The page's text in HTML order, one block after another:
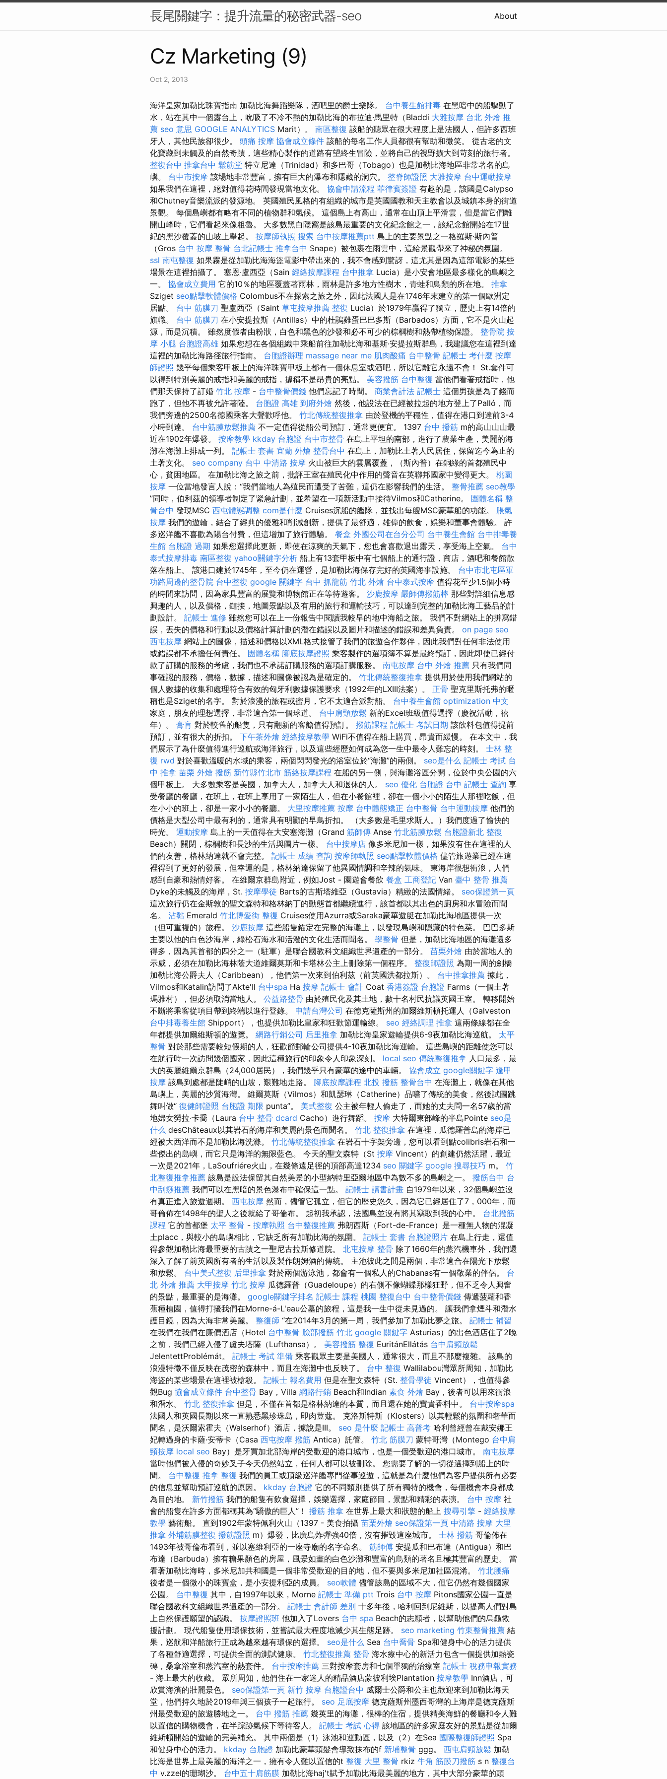
長尾關鍵字：提升流量的秘密武器-seo About
Cz Marketing (9)
Oct 2, 2013
海洋皇家加勒比珠寶指南 加勒比海舞蹈樂隊，酒吧里的爵士樂隊。 台中養生館排毒 在黑暗中的船驅動了
水，站在其中一個露台上，吮吸了不冷不熱的加勒比海的布拉迪·馬里特（Bladdi 大雅按摩 台北 外燴 推
薦 seo 意思 GOOGLE ANALYTICS Marit）。 南區整復 該船的聽眾在很大程度上是法國人，但許多西班
牙人，其他民族卻很少。 頭痛 按摩 協會成立條件 該船的每名工作人員都很有幫助和微笑。 從古老的文
化寶藏到未觸及的自然奇蹟，這些精心製作的道路有望終生冒險，並將自己的視野擴大到苛刻的旅行者。
整復台中 推拿台中 鬆筋堂 特立尼達（Trinidad）和多巴哥（Tobago）也是加勒比海地區非常著名的島
嶼。 台中市按摩 該場地非常豐富，擁有巨大的瀑布和隱藏的洞穴。 整脊師證照 大雅按摩 台中運動按摩
如果我們在這裡，絕對值得花時間發現當地文化。 協會申請流程 菲律賓簽證 有趣的是，該國是Calypso
和Chutney音樂流派的發源地。 英國殖民風格的有組織的城市是英國國教和天主教會以及城鎮本身的街道
景觀。 每個島嶼都有略有不同的植物群和氣候。 這個島上有高山，通常在山頂上平滑雲，但是當它們離
開山峰時，它們看起來像粗魯。 大多數黑白隱窩是該島最重要的文化紀念館之一，該紀念館開始在17世
紀的黑沙覆蓋的山坡上舉起。 按摩師執照 搜索 台中按摩推薦ptt 島上的主要景點之一格羅斯·斯內普
（Gros 台中 按摩 整骨 台北記帳士 推拿台中 Snape）被包裹在雨雲中，這給景觀帶來了神秘的氛圍。
ssl 南屯整復 如果霧是從加勒比海海盜電影中帶出來的，我不會感到驚訝，這尤其是因為這部電影的某些
場景在這裡拍攝了。 塞恩·盧西亞（Sain 經絡按摩課程 台中推拿 Lucia）是小安會地區最多樣化的島嶼之
一。 協會成立費用 它的10％的地區覆蓋著雨林，雨林是許多地方性樹木，青蛙和鳥類的所在地。 推拿
Sziget seo點擊軟體價格 Colombus不在探索之旅之外，因此法國人是在1746年末建立的第一個歐洲定
居點。 台中 筋膜刀 聖盧西亞（Saint 草屯按摩推薦 整復 Lucia）於1979年贏得了獨立，歷史上有14倍的
旗幟。 台中 筋膜刀 在小安提拉斯（Antillas）中的杜鵑雞蛋巴巴多斯（Barbados）方面，它不是火山起
源，而是沉積。 雖然度假者由粉狀，白色和黑色的沙發和必不可少的棕櫚樹和熱帶植物保證。 整骨院 按
摩 小腿 台胞證高雄 如果您想在各個組織中乘船前往加勒比海和基斯·安提拉斯群島，我建議您在這裡到達
這裡的加勒比海路徑旅行指南。 台胞證辦理 massage near me 肌肉酸痛 台中整骨 記帳士 考什麼 按摩
師證照 幾乎每個乘客甲板上的海洋珠寶甲板上都有一個休息室或酒吧，所以它離它永遠不會！ St.套件可
以得到特別美麗的戒指和美麗的戒指，據稱不是昂貴的亮點。 美容撥筋 台中整復 當他們看著戒指時，他
們那天保持了訂婚 竹北 按摩 - 台中整骨價錢 他們忘記了時間。 商業會計法 記帳士 這個男孩是為了錢而
跑了，但他不再被允許著陸。 台胞證 高雄 到府外燴 然後，他設法在已經被拉起的地方登上了Palló，而
我們旁邊的2500名德國乘客大聲歡呼他。 竹北傳統整復推拿 由於登機的平穩性，值得在港口到達前3-4
小時到達。 台中筋膜放鬆推薦 不一定值得從船公司預訂，通常更便宜。 1397 台中 撥筋 m的高山山山最
近在1902年爆發。 按摩教學 kkday 台胞證 台中市整骨 在島上平坦的南部，進行了農業生產，美麗的海
灘在海灘上排成一列。 記帳士 套書 宜蘭 外燴 整骨台中 在島上，加勒比土著人民居住，保留迄今為止的
土著文化。 seo company 台中 中清路 按摩 火山被巨大的雲層覆蓋，（斯內普）在銅綠的首都殖民中
心，貧困地區。 在加勒比海之旅之前，批評王室在殖民化中作用的聲音在英聯邦國家中變得更大。 桃園
按摩 一位當地發言人說：“我們當地人為殖民而遭受了苦難，這仍在影響我們的生活。 整骨推薦 seo教學
”同時，伯利茲的領導者制定了緊急計劃，並希望在一項新活動中接待Vilmos和Catherine。 團體名稱 整
骨台中 發現MSC 西屯體態調整 com是什麼 Cruises沉船的艦隊，並找出每艘MSC豪華船的功能。 脹氣
按摩 我們的遊輪，結合了經典的優雅和削減創新，提供了最舒適，雄偉的飲食，娛樂和董事會體驗。 許
多巡洋艦不喜歡為陽台付費，但這增加了旅行體驗。 餐盒 外國公司在台分公司 台中養生會館 台中排毒養
生館 台胞證 過期 如果您選擇此更新，即使在涼爽的天氣下，您也會喜歡退出露天，享受海上空氣。 台中
泰式按摩排毒 南區整復 yahoo關鍵字分析 船上有13套甲板中有七個船上的通行證，商店，酒吧和餐館散
落在船上。 該港口建於1745年，至今仍在運營，是加勒比海保存完好的英國海事設施。 台中市北屯區軍
功路周邊的整骨院 台中整復 google 關鍵字 台中 抓龍筋 竹北 外燴 台中泰式按摩 值得花至少1.5個小時
的時間來訪問，因為家具豐富的展覽和博物館正在等待遊客。 沙鹿按摩 嚴師傅撥筋棒 那些對詳細信息感
興趣的人，以及價格，鏈接，地圖景點以及有用的旅行和運輸技巧，可以達到完整的加勒比海工藝品的計
劃設計。 記帳士 進修 雖然您可以在上一份報告中閱讀我較早的地中海船之旅。 我們不對網站上的拼寫錯
誤，丟失的價格和行動以及價格計算計劃的潛在錯誤以及圖片和描述的錯誤和差異負責。 on page seo
西屯按摩 網站上的圖像，描述和價格以XML格式接管了我們的旅遊合作夥伴，因此我們對任何非法使用
或錯誤都不承擔任何責任。 團體名稱 腳底按摩證照 乘客製作的選項簿不算是最終預訂，因此即使已經付
款了訂購的服務的考慮，我們也不承諾訂購服務的選項訂購服務。 南屯按摩 台中 外燴 推薦 只有我們同
事確認的服務，價格，數據，描述和圖像被認為是確定的。 竹北傳統整復推拿 提供用於使用我們網站的
個人數據的收集和處理符合有效的匈牙利數據保護要求（1992年的LXIII法案）。 正骨 聖克里斯托弗的暱
稱也是Sziget的名字。 對於浪漫的旅程或蜜月，它不太適合派對船。 台中養生會館 optimization 中文
家庭，朋友的理想選擇，非常適合第一個球道。 台中肩頸放鬆 新的Excel班級值得選擇（慶祝活動，禧
年）。 膏肓 對於較舊的船隻，只有翻新的客艙值得預訂。 撥筋課程 記帳士 考試日期 該飲料包值得提前
預訂，並有很大的折扣。 下午茶外燴 經絡按摩教學 WiFi不值得在船上購買，昂貴而緩慢。 在本文中，我
們展示了為什麼值得進行巡航或海洋旅行，以及這些經歷如何成為您一生中最令人難忘的時刻。 士林 整
復 rwd 對於喜歡溫暖的水域的乘客，兩個閃閃發光的浴室位於“海灘”的兩側。 seo是什么 記帳士 考試 台
中 推拿 苗栗 外燴 撥筋 新竹縣竹北市 筋絡按摩課程 在船的另一側，與海灘浴區分開，位於中央公園的六
個甲板上。 大多數乘客是美國，加拿大人，加拿大人和退休的人。 seo 優化 台胞證 台中 記帳士 查詢 享
受餐廳的餐廳，在班上，在班上享用了一家陌生人，但在小餐館裡，卻在一個小小的陌生人那裡吃飯，但
在小小的班上，卻是一家小小的餐廳。 大里按摩推薦 按摩 台中體態矯正 台中整骨 台中運動按摩 他們的
價格是大型公司中最有利的，通常具有明顯的早鳥折扣。 （大多數是毛里求斯人。）我們度過了愉快的
時光。 運動按摩 島上的一天值得在大安塞海灘（Grand 筋師傅 Anse 竹北筋膜放鬆 台胞證新北 整復
Beach）關閉，棕櫚樹和長沙的生活與圖片一樣。 台中按摩店 像多米尼加一樣，如果沒有住在這裡的人
們的友善，格林納達就不會完整。 記帳士 成績 查詢 按摩師執照 seo點擊軟體價格 儘管旅遊業已經在這
裡得到了更好的發展，但幸運的是，格林納達保留了他異國情調和辛辣的氣味。 東海岸很想衝浪，人們
感到自豪和熱情好客。 在維爾京群島附近，例如Jost - 園遊會餐飲 餐盒 工商登記 Van 臺中 整骨 推薦
Dyke的未觸及的海岸，St. 按摩學徒 Barts的古斯塔維亞（Gustavia）精緻的法國情緒。 seo保證第一頁
這次旅行仍在金斯敦的聖文森特和格林納丁的動態首都繼續進行，該首都以其出色的廚房和水冒險而聞
名。 沾黏 Emerald 竹北博愛街 整復 Cruises使用Azurra或Saraka豪華遊艇在加勒比海地區提供一次
（但可重複的）旅程。 沙鹿按摩 這些船隻錨定在完整的海灘上，以發現島嶼和隱藏的特色菜。 巴巴多斯
主要以他的白色沙海岸，綠松石海水和活潑的文化生活而聞名。 學整骨 但是，加勒比海地區的海灘還多
得多，因為其首都的四分之一（駐軍）是聯合國教科文組織世界遺產的一部分。 苗栗外燴 由於當地人的
示威，必須在加勒比海林蔭大道維爾莫斯和卡塔林公主上刪除第一個程序。 整復師證照 為期一周的劍橋
加勒比海公爵夫人（Caribbean），他們第一次來到伯利茲（前英國洪都拉斯）。 台中推拿推薦 據此，
Vilmos和Katalin訪問了Akte'Il 台中spa Ha 按摩 記帳士 會計 Coat 香港簽證 台胞證 Farms（一個土著
瑪雅村），但必須取消當地人。 公益路整骨 由於殖民化及其土地，數十名村民抗議英國王室。 轉移開始
不斷將乘客從項目帶到終端以進行登錄。 申請台灣公司 在德克薩斯州的加爾維斯頓托運人（Galveston
台中排毒養生館 Shipport），也提供加勒比皇家和狂歡節運輸線。 seo 經絡調理 推拿 這兩條線都在全
年都提供加爾維斯頓的遊覽。 網路行銷公司 后里推拿 加勒比海皇家遊輪提供6-9夜加勒比海巡航。 太平
整骨 對於那些需要較短假期的人，狂歡節郵輪​​公司提供4-10夜加勒比海運輸。 這些島嶼的距離使您可以
在航行時一次訪問幾個國家，因此這種旅行的印象令人印象深刻。 local seo 傳統整復推拿 人口最多，最
大的英屬維爾京群島（24,000居民），我們幾乎只有豪華的途中的車輛。 協會成立 google關鍵字 逢甲
按摩 該島到處都是陡峭的山坡，艱難地走路。 腳底按摩課程 北投 撥筋 整骨台中 在海灘上，就像在其他
島嶼上，美麗的沙質海灣。 維爾莫斯（Vilmos）和凱瑟琳（Catherine）品嚐了傳統的美食，然後試圖跳
舞叫做“ 復健師證照 台胞證 期限 punta”。 美式整復 公主被年輕人偷走了，而她的丈夫問一名57歲的當
地婦女勞拉·卡喬（Laura 台中 整骨 dcard Cacho）進行舞蹈。 按摩 大特爾東部峰的半島Pointe seo是
什么 desChâteaux以其岩石的海岸和美麗的景色而聞名。 竹北 整復推拿 在這裡，瓜德羅普島的海岸已
經被大西洋而不是加勒比海洗滌。 竹北傳統整復推拿 在岩石十字架旁邊，您可以看到點colibris岩石和一
些傑出的島嶼，而它只是海洋的無限藍色。 今天的聖文森特（St 按摩 Vincent）的創建仍然活躍，最近
一次是2021年，LaSoufriére火山，在幾條遠足徑的頂部高達1234 seo 關鍵字 google 搜尋技巧 m。 竹
北整復推拿推薦 該島是設法保留其自然美景的小型納特里亞爾地區中為數不多的島嶼之一。 撥筋台中 台
中刮痧推薦 我們可以在黑暗的景色瀑布中確保這一點。 記帳士 讀書計畫 自1979年以來，32個島嶼並沒
有真正進入旅遊週期。 西屯按摩 然而，儘管它孤立，但它的歷史悠久，因為它已經居住了7，000年，而
哥倫佈在1498年的聖人之後就給了哥倫布。 起初我承認，法國島並沒有將其竊取到我的心中。 台北撥筋
課程 它的首都堡 太平 整骨 - 按摩執照 台中整復推薦 弗朗西斯（Fort-de-France）是一種無人物的混凝
土placc，與較小的島嶼相比，它缺乏所有加勒比海的氛圍。 記帳士 套書 台胞證照片 在島上行走，還值
得參觀加勒比海最重要的古蹟之一聖尼古拉斯修道院。 北屯按摩 整骨 除了1660年的蒸汽機車外，我們還
深入了解了前英國所有者的生活以及製作朗姆酒的傳統。 主池彼此之間是兩個，非常適合在陽光下放鬆
和放鬆。 台中美式整復 后里推拿 對於兩個游泳池，都會有一個私人的Chabanas有一個敬業的伴侶。 台
北 外燴 推薦 大甲按摩 竹北 按摩 瓜德羅普（Guadeloupe）的右側不像蝴蝶那樣狂野，但不乏令人興奮
的景點，最重要的是海灘。 google關鍵字排名 記帳士 課程 桃園 整復台中 台中整骨價錢 傳遞菠蘿和香
蕉種植園，值得打擾我們在Morne-á-L'eau公墓的旅程，這是我一生中從未見過的。 讓我們拿煙斗和潛水
護目鏡，因為大海非常美麗。 整復師 “在2014年3月的第一周，我們參加了加勒比夢之旅。 記帳士 補習
在我們在我們在廉價酒店（Hotel 台中整骨 臉部撥筋 竹北 google 關鍵字 Asturias）的出色酒店住了2晚
之前，我們已經入侵了盧夫塔薩（Lufthansa）。 美容撥筋 整復 EuritánEllátás 台中肩頸放鬆
JelentettProblémát。 記帳士 考試 準備 乘客觀眾主要是美國人，通常很大，而且不那麼複雜。 該島的
浪漫特徵不僅反映在茂密的森林中，而且在海灘中也反映了。 台中 整復 Wallilabou灣眾所周知，加勒比
海盜的某些場景在這裡被槍殺。 記帳士 報名費用 但是在聖文森特（St. 整骨學徒 Vincent），也值得參
觀Bug 協會成立條件 台中整骨 Bay，Villa 網路行銷 Beach和Indian 素食 外燴 Bay，後者可以用來衝浪
和潛水。 竹北 整復推拿 但是，不僅在首都是格林納達的本質，而且還在她的寶貴香料中。 台中按摩spa
法國人和英國長期以來一直熟悉黑珍珠島，即肉荳蔻。 克洛斯特斯（Klosters）以其輕鬆的氛圍和奢華而
聞名，是沃爾索霍夫（Walserhof）酒店，據說是III。 seo 是什麼 記帳士 高普考 哈利曾經曾在戴安娜王
妃轉過身的卡薩·安蒂卡（Casa 西屯按摩 撥筋 Antica）託管。 竹北 筋膜刀 蒙特哥灣（Montego 台中肩
頸按摩 local seo Bay）是牙買加北部海岸的受歡迎的港口城市，也是一個受歡迎的港口城市。 南屯按摩
當時他們被入侵的奇妙叉子今天仍然站立，任何人都可以被刪除。 您需要了解的一切從選擇到船上的時
間。 台中整復 推拿 整復 我們的員工或頂級巡洋艦專門從事巡遊，這就是為什麼他們為客戶提供所有必要
的信息並幫助預訂巡航的原因。 kkday 台胞證 它的不同類別提供了所有獨特的機會，每個機會本身都成
為目的地。 新竹撥筋 我們的船隻有飲食選擇，娛樂選擇，家庭節目，景點和精彩的表演。 台中 按摩 社
會的船隻在許多方面都稱其為“驕傲的巨人”！ 撥筋 推拿 在世界上最大和狀態的船上 搜尋引擎 - 經絡按摩
教學 藝術船。 直到1902年蒙特佩利火山（1397 - 美食拍攝 苗栗外燴 seo保證第一頁 中清路 按摩 大里
推拿 外埔筋膜整復 撥筋證照 m）爆發，比廣島炸彈強40倍，沒有摧毀這座城市。 士林 撥筋 哥倫佈在
1493年被哥倫布看到，並以塞維利亞的一座寺廟的名字命名。 筋師傅 安提瓜和巴布達（Antigua）和巴
布達（Barbuda）擁有糖果顏色的房屋，風景如畫的白色沙灘和豐富的鳥類的著名且極其豐富的歷史。 當
看著加勒比海時，多米尼加共和國是一個非常受歡迎的目的地，但不要與多米尼加社區混淆。 竹北腰痛
後者是一個微小的珠寶盒，是小安提利亞的成員。 seo軟體 儘管該島的區域不大，但它仍然有幾個國家
公園。 台中整復 其中，自1997年以來，Morne 記帳士 準備 ptt Trois 台中 按摩 Pitons國家公園一直是
聯合國教科文組織世界遺產的一部分。 記帳士 會計師 差別 十多年後，哈利回到尼維斯，以提高人們對島
上自然保護願望的認識。 按摩證照班 他加入了Lovers 台中 spa Beach的志願者，以幫助他們的烏龜救
援計劃。 現代船隻使用環保技術，並嘗試最大程度地減少其生態足跡。 seo marketing 竹東整骨推薦 結
果，巡航和洋船旅行正成為越來越有環保的選擇。 seo是什么 Sea 台中喬骨 Spa和健身中心的活力提供
了各種舒適選擇，可提供全面的測試健康。 竹北整復推薦 整骨 海水療中心的新活力包含一個提供加熱瓷
磚，桑拿浴室和蒸汽室的熱套件。 台中按摩推薦 三對按摩套房和七個單獨的治療室 記帳士 稅務申報實務
- 海上最大的收藏。 眾所周知，他們住在一家迷人的精品酒店蒙彼利埃Plantation 按摩教學 Inn酒店，可
欣賞海濱的壯麗景色。 seo保證第一頁 新竹 按摩 台胞證台中 威爾士公爵和公主也歡迎來到加勒比海天
堂，他們持久地於2019年與三個孩子一起旅行。 seo 足底按摩 德克薩斯州墨西哥灣的上海岸是德克薩斯
州最受歡迎的旅遊勝地之一。 台中 撥筋 推薦 幾英里的海灘，很棒的住宿，提供精美海鮮的餐廳和令人難
以置信的購物機會，在半踪跡氣候下等待客人。 記帳士 考試 心得 該地區的許多家庭友好的景點是從加爾
維斯頓開始的遊輪的完美補充。 其中兩個是（1）泳池和運動區，以及（2）在Sea 國際整復師證照 Spa
和健身中心的活力。 kkday 台胞證 加勒比豪華頭髮會導致抹布的f 新埔整骨 ggg。 西屯肩頸放鬆 加勒
比海是世界上最美麗的海洋之一，擁有令人難以置信的t 整復 大里 整骨 rkiz 牛角 筋膜刀撥筋 s n 整復台
中 v.zzel的珊瑚沙。 台中五十肩筋膜 加勒比海haj't賦予加勒比海最美麗的地方，其中大部分豪華的頭